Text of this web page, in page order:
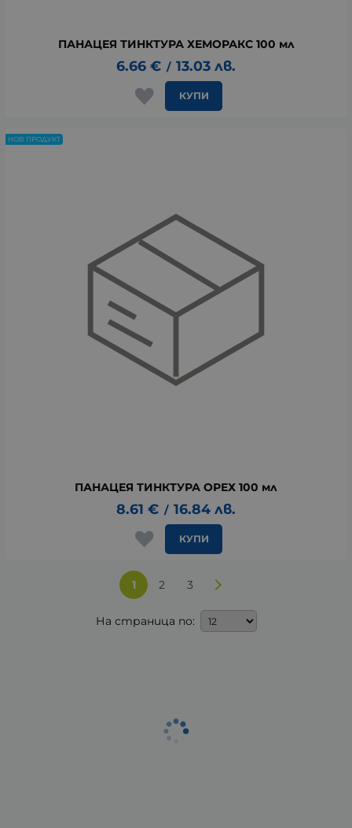
ПАНАЦЕЯ ТИНКТУРА ХЕМОРАКС 100 мл
6.66 € / 13.03 лв.
КУПИ
ПАНАЦЕЯ ТИНКТУРА ОРЕХ 100 мл
8.61 € / 16.84 лв.
КУПИ
НОВ ПРОДУКТ
1 2 3
На страница по: